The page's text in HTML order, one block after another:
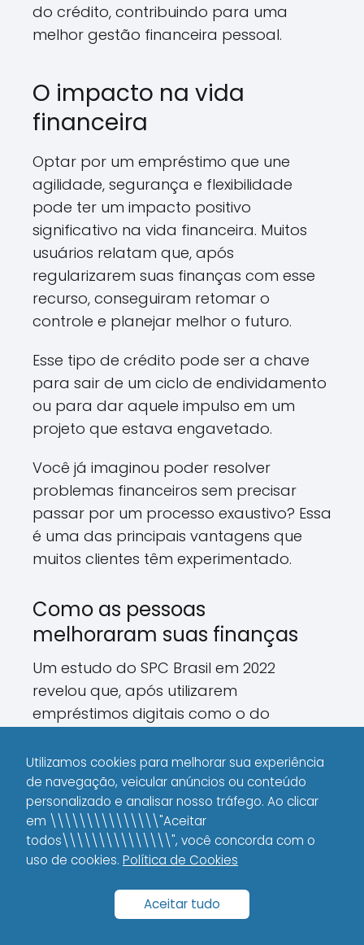
do crédito, contribuindo para uma
melhor gestão financeira pessoal.
O impacto na vida
financeira
Optar por um empréstimo que une
agilidade, segurança e flexibilidade
pode ter um impacto positivo
significativo na vida financeira. Muitos
usuários relatam que, após
regularizarem suas finanças com esse
recurso, conseguiram retomar o
controle e planejar melhor o futuro.
Esse tipo de crédito pode ser a chave
para sair de um ciclo de endividamento
ou para dar aquele impulso em um
projeto que estava engavetado.
Você já imaginou poder resolver
problemas financeiros sem precisar
passar por um processo exaustivo? Essa
é uma das principais vantagens que
muitos clientes têm experimentado.
Como as pessoas
melhoraram suas finanças
Um estudo do SPC Brasil em 2022
revelou que, após utilizarem
empréstimos digitais como o do
conseguiram reorganizar as suas
finanças e quitar dívidas acumuladas.
Esse número mostra o quão poderoso
pode ser o impacto de optar por
soluções modernas e eficientes.
Além disso, a transparência no contrato
e a clareza das informações ajudam os
Utilizamos cookies para melhorar sua experiência
de navegação, veicular anúncios ou conteúdo
personalizado e analisar nosso tráfego. Ao clicar
em \\\\\\\\\\\\\\\"Aceitar
todos\\\\\\\\\\\\\\\", você concorda com o
uso de cookies. Política de Cookies
Aceitar tudo